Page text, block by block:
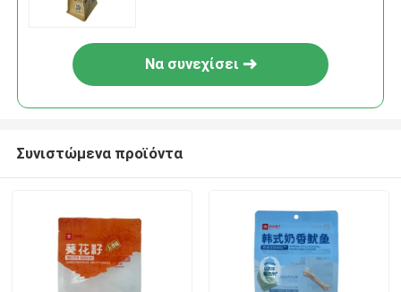
Να συνεχίσει
Συνιστώμενα προϊόντα